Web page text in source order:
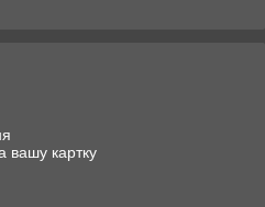
вашу картку